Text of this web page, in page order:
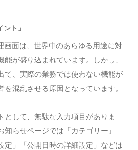
ト」
画面は、世界中のあらゆる用途に対
能が盛り込まれています。しかし、
て、実際の業務では使わない機能が
を混乱させる原因となっています。
として、無駄な入力項目がありま
知らせページでは「カテゴリー」
定」「公開日時の詳細設定」などは